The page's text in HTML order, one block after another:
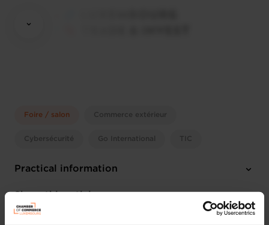
Foire / salon Commerce extérieur
Cybersécurité Go International TIC
Practical information
Tuesday 30 Mar 2027 > Thursday 1 Apr 2027
Lille (F)